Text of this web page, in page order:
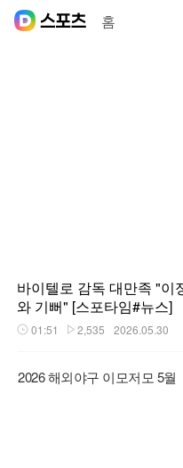
홈
바이텔로 감독 대만족 "
와 기뻐" [스포타임#뉴스]
01:51 2,535 2026.05.30
2026 해외야구 이모저모 5월